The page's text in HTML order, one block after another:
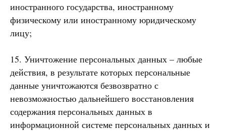
иностранного государства, иностранному
физическому или иностранному юридическому
лицу;
15. Уничтожение персональных данных – любые
действия, в результате которых персональные
данные уничтожаются безвозвратно с
невозможностью дальнейшего восстановления
содержания персональных данных в
информационной системе персональных данных и